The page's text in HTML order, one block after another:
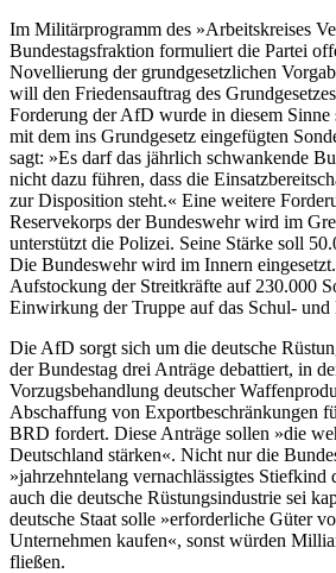
Im Militärprogramm des »Arbeitskreises
Bundestagsfraktion formuliert die Partei
Novellierung der grundgesetzlichen
will den Friedensauftrag des
Forderung der AfD wurde in diesem
mit dem ins Grundgesetz eingefügten
sagt: »Es darf das jährlich schwankende
nicht dazu führen, dass die
zur Disposition steht.« Eine weitere
Reservekorps der Bundeswehr wird im
unterstützt die Polizei. Seine Stärke soll
Die Bundeswehr wird im Innern
Aufstockung der Streitkräfte auf 230.000
Einwirkung der Truppe auf das Schul- und
Die AfD sorgt sich um die deutsche
der Bundestag drei Anträge debattiert, in
Vorzugsbehandlung deutscher
Abschaffung von Exportbeschränkungen
BRD fordert. Diese Anträge sollen »die
Deutschland stärken«. Nicht nur die
»jahrzehntelang vernachlässigtes Stiefkind
auch die deutsche Rüstungsindustrie sei
deutsche Staat solle »erforderliche Güter
Unternehmen kaufen«, sonst würden
fließen.